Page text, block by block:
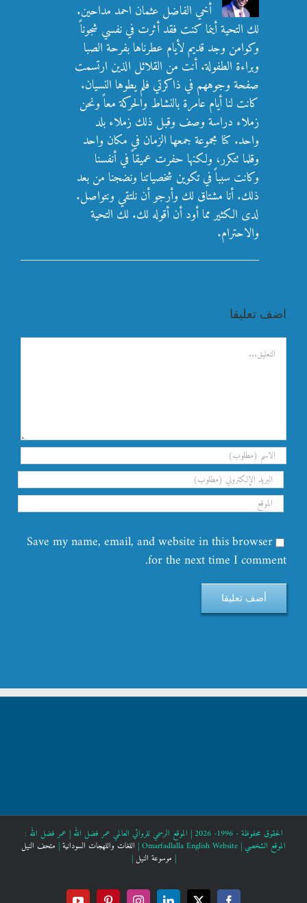
أخي الفاضل عثمان احمد مداحين.
لك التحية أينما كنت فقد أثرت في نفسي شجوناً
وكوامن وجد قديم لأيام عطرناها بفرحة الصبا
وبراءة الطفولة. أنت من القلائل الذين ارتسمت
صفحة وجوههم في ذاكرتي فلم يطوها النسيان.
كانت لنا أيام عامرة بالنشاط والحركة معاً ونحن
زملاء دراسة وصف وقبل ذلك زملاء بلد
واحد. كنا مجموعة جمعها الزمان في مكان واحد
وقلما تتكرر، ولكنها حفرت عميقاً في أنفسنا
وكانت سبباً في تكوين شخصياتنا ونضجنا من بعد
ذلك. أنا مشتاق لك وأرجو أن نلتقي ونتواصل.
لدى الكثير مما أود أن أقوله لك. لك التحية
والاحترام.
اضف تعليقا
تعليق
Save my name, email, and website in this browser
for the next time I comment.
الحقوق محفوظة - 1996- 2026 | الموقع الرسمي للروائي العالمي عمر فضل الله |
عمر فضل الله :
الموقع الشخصي | Omarfadlalla English Website | اللغات واللهجات السودانية| متحف النيل
| موسوعة النيل|